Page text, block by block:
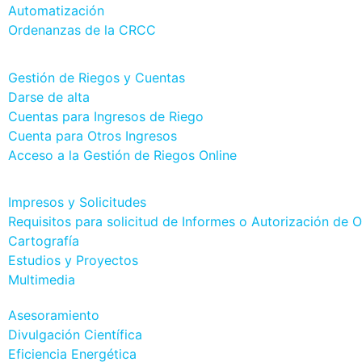
Automatización
Ordenanzas de la CRCC
Gestión de Riegos y Cuentas
Darse de alta
Cuentas para Ingresos de Riego
Cuenta para Otros Ingresos
Acceso a la Gestión de Riegos Online
Impresos y Solicitudes
Requisitos para solicitud de Informes o Autorización de
Cartografía
Estudios y Proyectos
Multimedia
Asesoramiento
Divulgación Científica
Eficiencia Energética